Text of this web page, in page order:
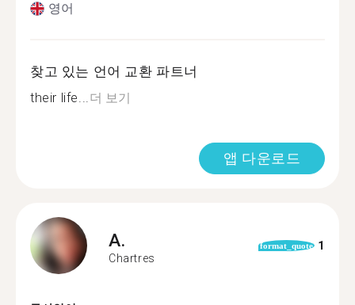
영어
찾고 있는 언어 교환 파트너
their life...더 보기
앱 다운로드
A.
Chartres
format_quote 1